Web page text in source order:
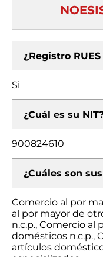
¿Registro
Si
¿Cuál es su
900824610
¿Cuáles son
Comercio al por
al por mayor de
n.c.p., Comercio al
domésticos n.c.p.,
artículos